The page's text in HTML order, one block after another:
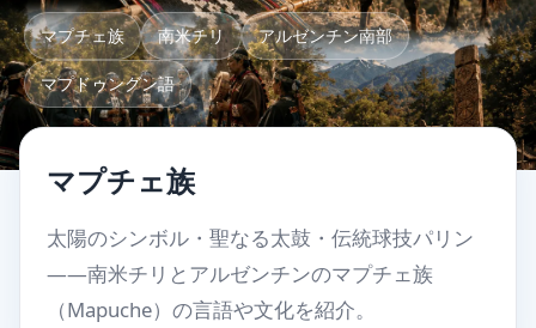
マプチェ族 南米チリ アルゼンチン南部
マプドゥングン語
マプチェ族
太陽のシンボル・聖なる太鼓・伝統球技パリン
——南米チリとアルゼンチンのマプチェ族
（Mapuche）の言語や文化を紹介。